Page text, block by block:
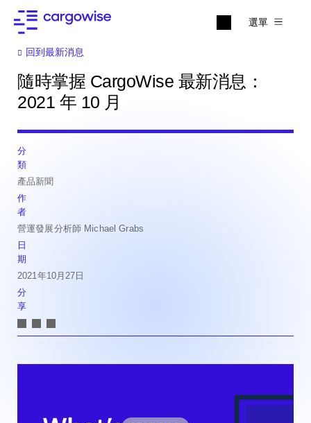
選單
回到最新消息
隨時掌握 CargoWise 最新消息：
2021 年 10 月
分
類
產品新聞
作
者
營運發展分析師 Michael Grabs
日
期
2021年10月27日
分
享